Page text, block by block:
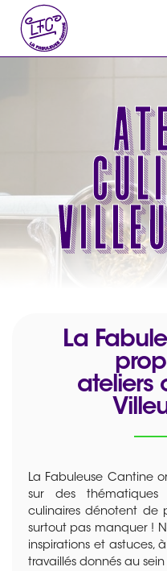
La
ateliers
La Fabuleuse Cantine
sur des thématiques
culinaires dénotent de
surtout pas manquer !
inspirations et astuces,
travaillés donnés au